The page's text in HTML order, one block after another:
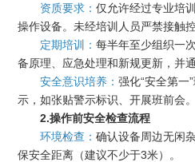
资质要求：仅允许经过专业培
操作设备。未经培训人员严禁接触控
定期培训：每半年至少组织一
备原理、应急处理和新规更新，并
安全意识培养：强化“安全第一
示，如张贴警示标识、开展班前会。
2.操作前安全检查流程
环境检查：确认设备周边无闲
保安全距离（建议不少于3米）。